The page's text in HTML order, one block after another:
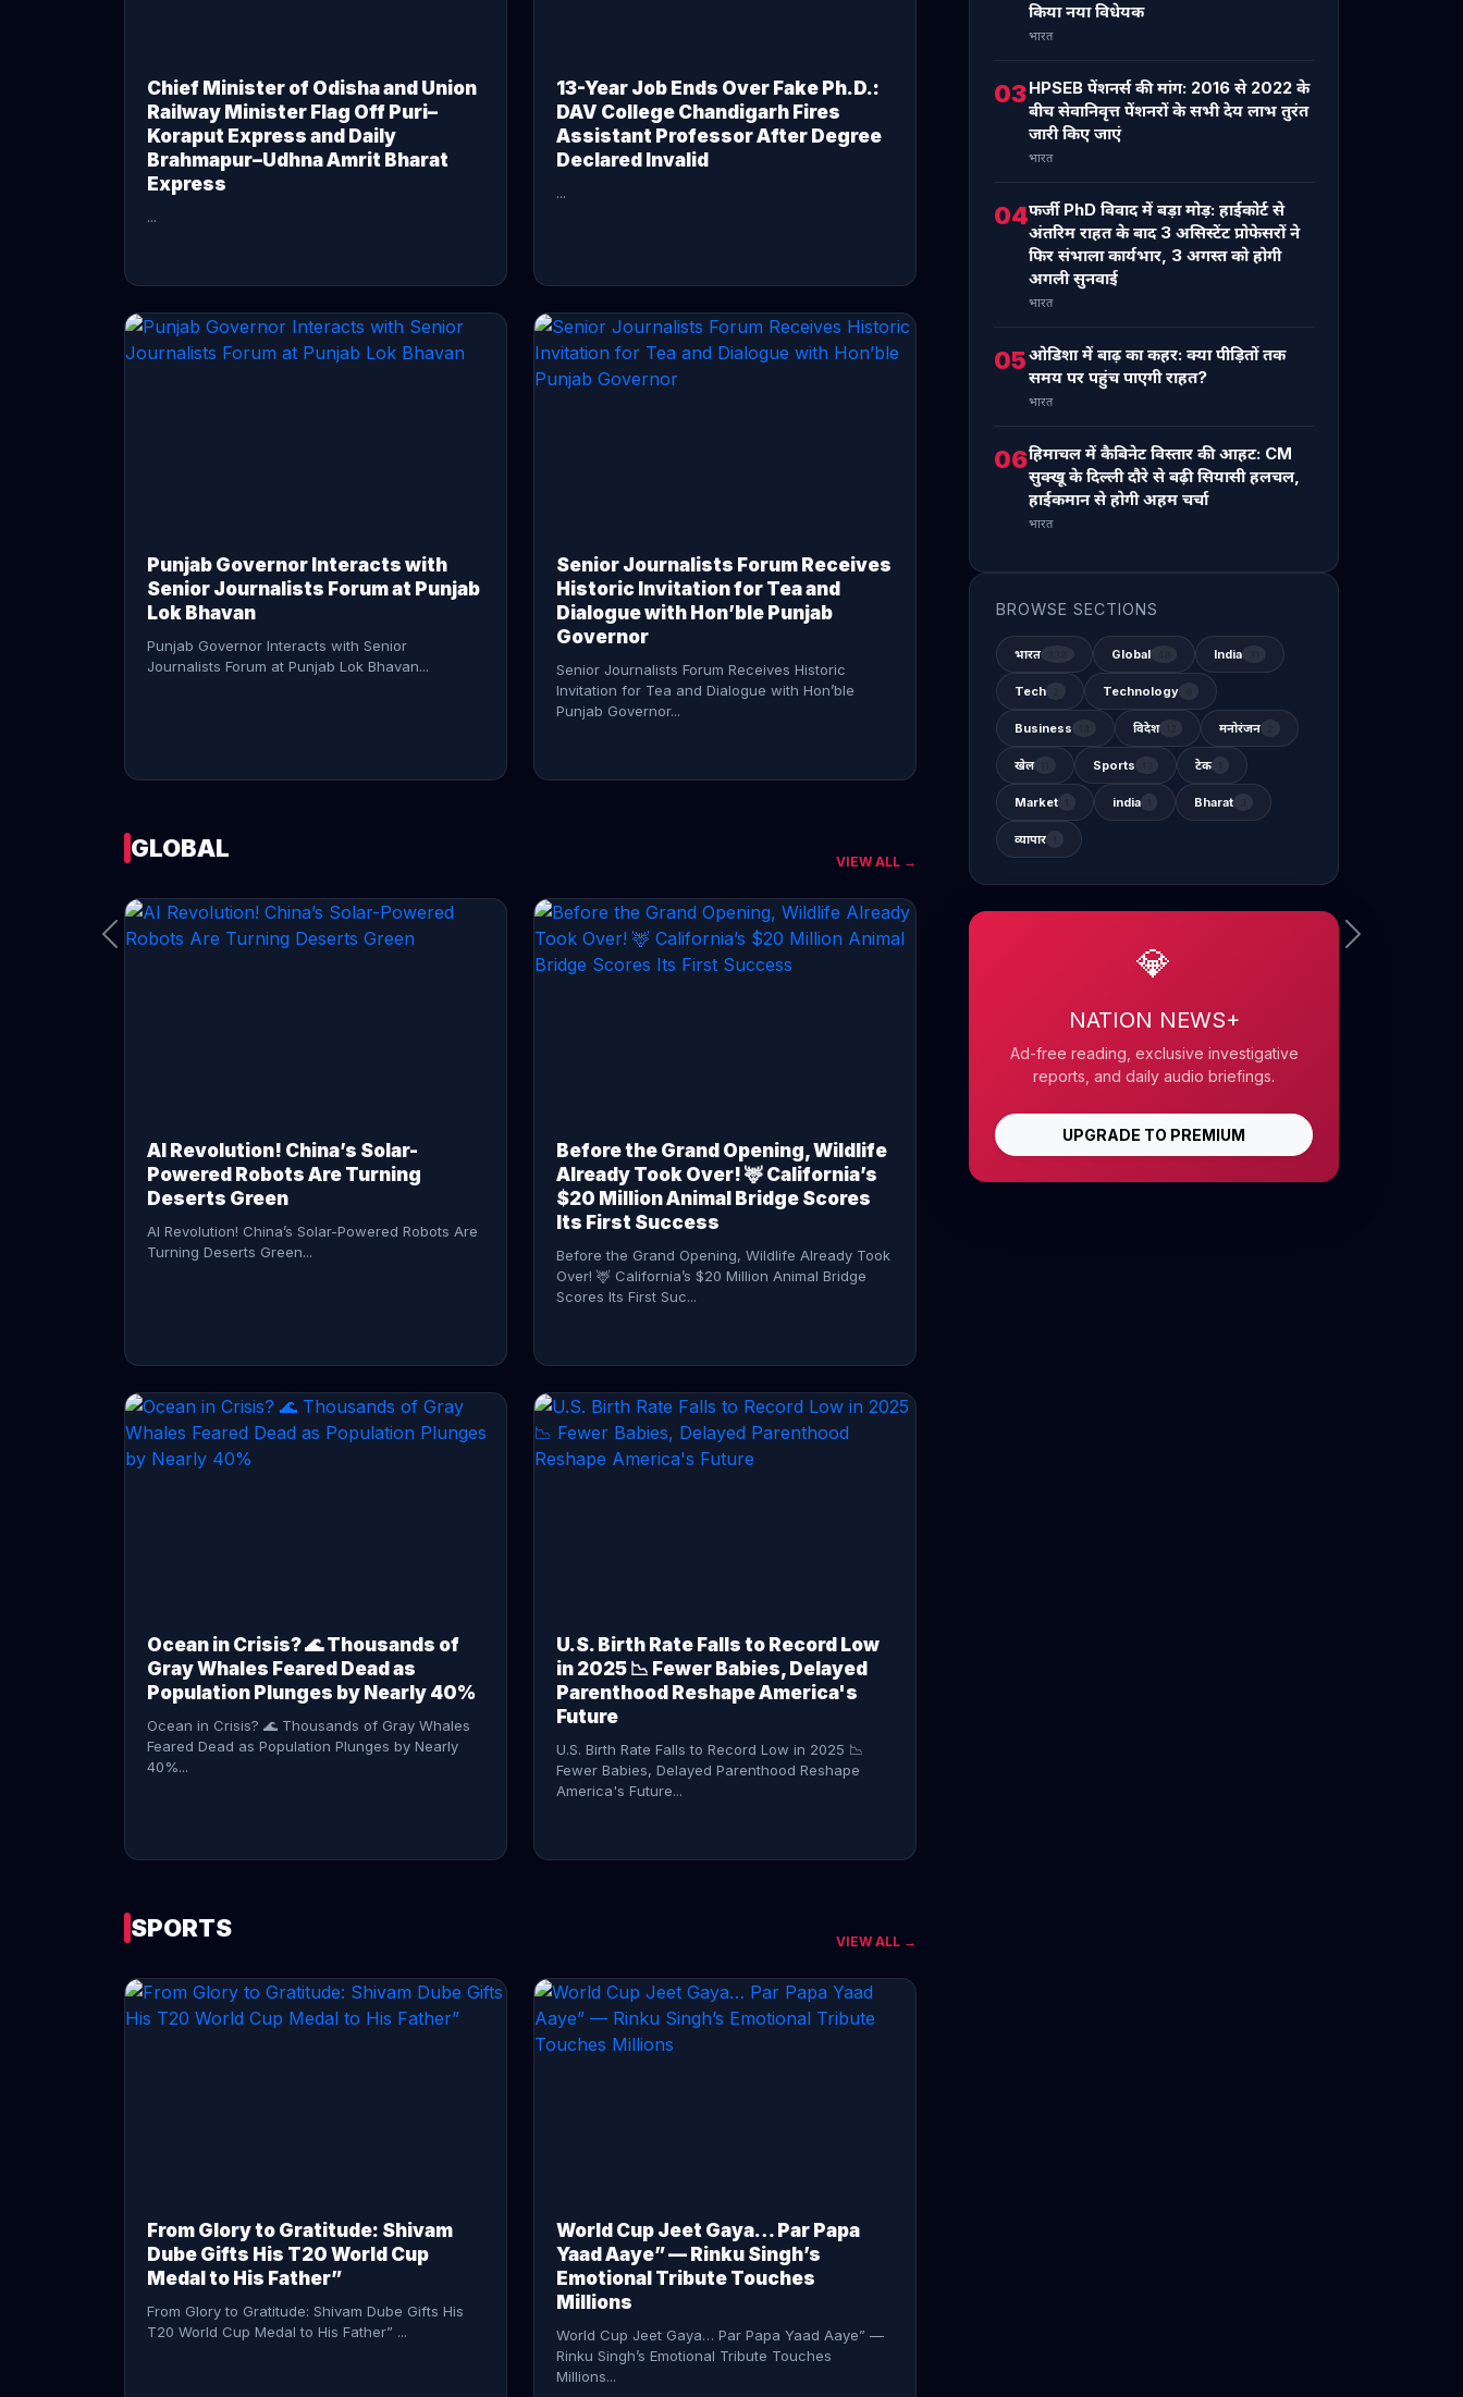
Chief Minister of Odisha and Union
Railway Minister Flag Off Puri–
Koraput Express and Daily
Brahmapur–Udhna Amrit Bharat
Express
...
13-Year Job Ends Over Fake Ph.D.:
DAV College Chandigarh Fires
Assistant Professor After Degree
Declared Invalid
...
Punjab Governor Interacts with
Senior Journalists Forum at Punjab
Lok Bhavan
Punjab Governor Interacts with Senior
Journalists Forum at Punjab Lok Bhavan...
Senior Journalists Forum Receives
Historic Invitation for Tea and
Dialogue with Hon’ble Punjab
Governor
Senior Journalists Forum Receives Historic
Invitation for Tea and Dialogue with Hon’ble
Punjab Governor...
CONTINUE READING →
GLOBAL VIEW ALL →
AI Revolution! China’s Solar-
Powered Robots Are Turning
Deserts Green
AI Revolution! China’s Solar-Powered Robots Are
Turning Deserts Green...
Before the Grand Opening, Wildlife
Already Took Over! 🦌 California’s
$20 Million Animal Bridge Scores
Its First Success
Before the Grand Opening, Wildlife Already Took
Over! 🦌 California’s $20 Million Animal Bridge
Scores Its First Suc...
Ocean in Crisis? 🌊 Thousands of
Gray Whales Feared Dead as
Population Plunges by Nearly 40%
Ocean in Crisis? 🌊 Thousands of Gray Whales
Feared Dead as Population Plunges by Nearly
40%...
U.S. Birth Rate Falls to Record Low
in 2025 📉 Fewer Babies, Delayed
Parenthood Reshape America's
Future
U.S. Birth Rate Falls to Record Low in 2025 📉
Fewer Babies, Delayed Parenthood Reshape
America's Future...
CONTINUE READING →
SPORTS VIEW ALL →
From Glory to Gratitude: Shivam
Dube Gifts His T20 World Cup
Medal to His Father”
From Glory to Gratitude: Shivam Dube Gifts His
T20 World Cup Medal to His Father” ...
World Cup Jeet Gaya… Par Papa
Yaad Aaye” — Rinku Singh’s
Emotional Tribute Touches
Millions
World Cup Jeet Gaya… Par Papa Yaad Aaye” —
Rinku Singh’s Emotional Tribute Touches
Millions...
किया नया विधेयक
भारत
03HPSEB पेंशनर्स की मांग: 2016 से 2022 के
बीच सेवानिवृत्त पेंशनरों के सभी देय लाभ तुरंत
जारी किए जाएं
भारत
04फर्जी PhD विवाद में बड़ा मोड़: हाईकोर्ट से
अंतरिम राहत के बाद 3 असिस्टेंट प्रोफेसरों ने
फिर संभाला कार्यभार, 3 अगस्त को होगी
अगली सुनवाई
भारत
05ओडिशा में बाढ़ का कहर: क्या पीड़ितों तक
समय पर पहुंच पाएगी राहत?
भारत
06हिमाचल में कैबिनेट विस्तार की आहट: CM
सुक्खू के दिल्ली दौरे से बढ़ी सियासी हलचल,
हाईकमान से होगी अहम चर्चा
भारत
BROWSE SECTIONS
भारत Global India
Tech Technology
Business विदेश मनोरंजन
खेल Sports टेक
Market india Bharat
व्यापार
💎
NATION NEWS+
Ad-free reading, exclusive investigative
reports, and daily audio briefings.
UPGRADE TO PREMIUM